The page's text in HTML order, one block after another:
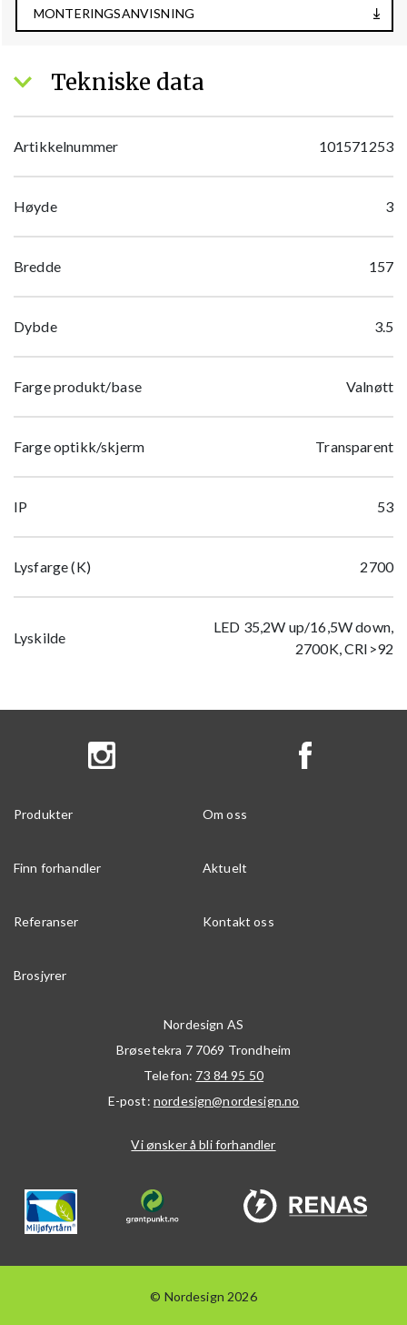
MONTERINGSANVISNING
Tekniske data
Artikkelnummer 101571253
Høyde 3
Bredde 157
Dybde 3.5
Farge produkt/base Valnøtt
Farge optikk/skjerm Transparent
IP 53
Lysfarge (K) 2700
Lyskilde
LED 35,2W up/16,5W down,
2700K, CRI>92
Produkter Om oss
Finn forhandler Aktuelt
Referanser Kontakt oss
Brosjyrer
Nordesign AS
Brøsetekra 7 7069 Trondheim
Telefon: 73 84 95 50
E-post: nordesign@nordesign.no
Vi ønsker å bli forhandler
© Nordesign 2026